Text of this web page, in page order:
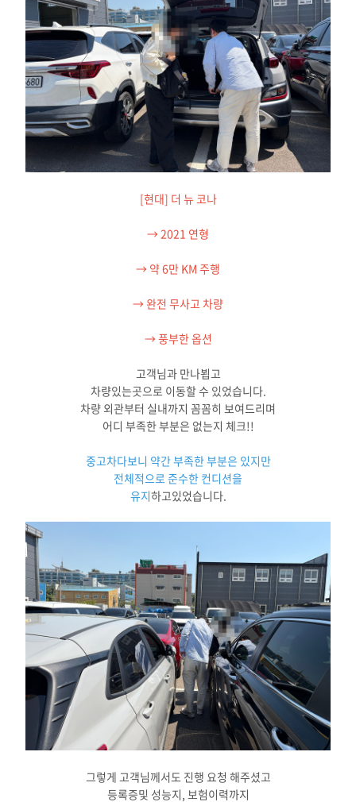
[현대] 더 뉴 코나
→ 2021 연형
→ 약 6만 KM 주행
→ 완전 무사고 차량
→ 풍부한 옵션
고객님과 만나뵙고
차량있는곳으로 이동할 수 있었습니다.
차량 외관부터 실내까지 꼼꼼히 보여드리며
어디 부족한 부분은 없는지 체크!!
중고차다보니 약간 부족한 부분은 있지만
전체적으로 준수한 컨디션을
유지하고있었습니다.
그렇게 고객님께서도 진행 요청 해주셨고
등록증및 성능지, 보험이력까지